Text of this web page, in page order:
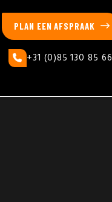
PLAN EEN AFSPRAAK
+31 (0)85 130 85 66